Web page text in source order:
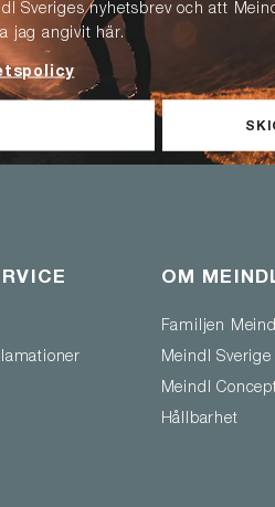
Sveriges nyhetsbrev och att
jag angivit här.
OM
Familjen
Meindl Sverige
Meindl
Hållbarhet